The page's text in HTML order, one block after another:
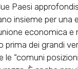
Paesi
insieme per
economica
prima dei grandi
“comuni